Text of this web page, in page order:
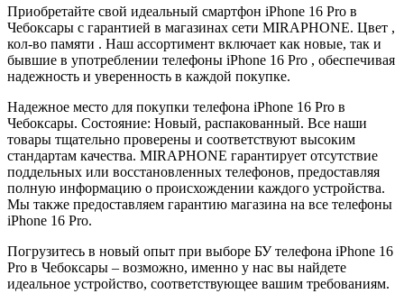
Приобретайте свой идеальный смартфон iPhone 16 Pro в
Чебоксары с гарантией в магазинах сети MIRAPHONE. Цвет ,
кол-во памяти . Наш ассортимент включает как новые, так и
бывшие в употреблении телефоны iPhone 16 Pro , обеспечивая
надежность и уверенность в каждой покупке.
Надежное место для покупки телефона iPhone 16 Pro в
Чебоксары. Состояние: Новый, распакованный. Все наши
товары тщательно проверены и соответствуют высоким
стандартам качества. MIRAPHONE гарантирует отсутствие
поддельных или восстановленных телефонов, предоставляя
полную информацию о происхождении каждого устройства.
Мы также предоставляем гарантию магазина на все телефоны
iPhone 16 Pro.
Погрузитесь в новый опыт при выборе БУ телефона iPhone 16
Pro в Чебоксары – возможно, именно у нас вы найдете
идеальное устройство, соответствующее вашим требованиям.